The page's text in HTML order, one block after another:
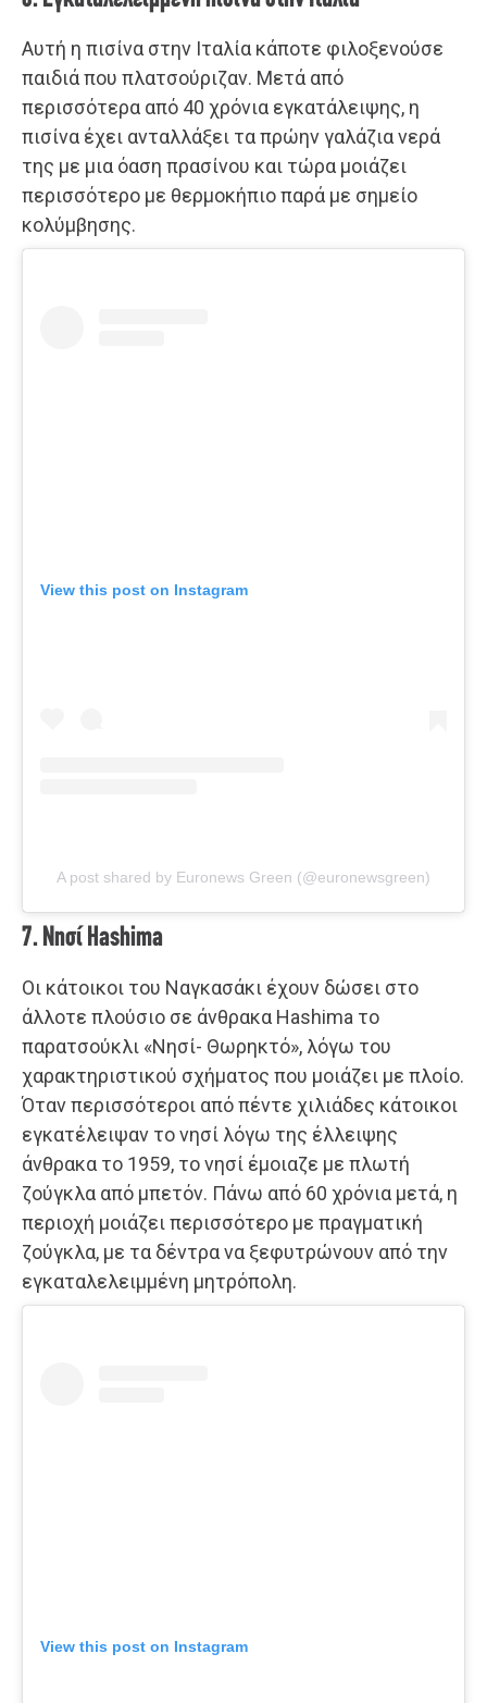
Αυτή η πισίνα στην Ιταλία κάποτε φιλοξενούσε
παιδιά που πλατσούριζαν. Μετά από
περισσότερα από 40 χρόνια εγκατάλειψης, η
πισίνα έχει ανταλλάξει τα πρώην γαλάζια νερά
της με μια όαση πρασίνου και τώρα μοιάζει
περισσότερο με θερμοκήπιο παρά με σημείο
κολύμβησης.
View this post on Instagram
A post shared by Euronews Green (@euronewsgreen)
7. Νησί Hashima
Οι κάτοικοι του Ναγκασάκι έχουν δώσει στο
άλλοτε πλούσιο σε άνθρακα Hashima το
παρατσούκλι «Νησί- Θωρηκτό», λόγω του
χαρακτηριστικού σχήματος που μοιάζει με πλοίο.
Όταν περισσότεροι από πέντε χιλιάδες κάτοικοι
εγκατέλειψαν το νησί λόγω της έλλειψης
άνθρακα το 1959, το νησί έμοιαζε με πλωτή
ζούγκλα από μπετόν. Πάνω από 60 χρόνια μετά, η
περιοχή μοιάζει περισσότερο με πραγματική
ζούγκλα, με τα δέντρα να ξεφυτρώνουν από την
εγκαταλελειμμένη μητρόπολη.
View this post on Instagram